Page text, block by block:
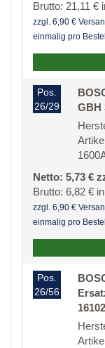
Brutto: 21,11 €
zzgl. 6,90 €
einmalig pro
Pos.
26/29
GBH
Netto: 5,73 €
Brutto: 6,82 €
zzgl. 6,90 €
einmalig pro
Pos.
26/56